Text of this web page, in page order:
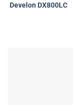
Develon DX800LC